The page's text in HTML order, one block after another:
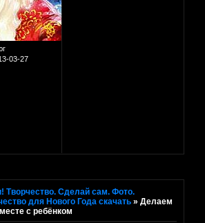
03-27
Творчество. Сделай сам. Фото.
для Нового Года скачать »Делаем
с ребёнком